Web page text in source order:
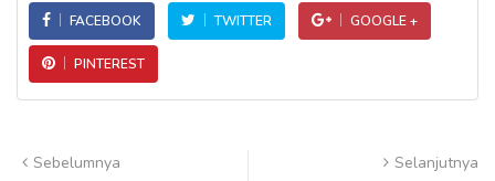
FACEBOOK TWITTER GOOGLE +
PINTEREST
Sebelumnya Selanjutnya